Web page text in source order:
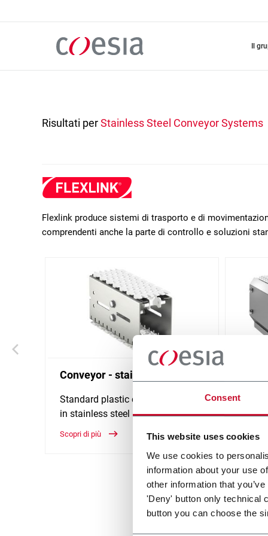
Consent
This website uses cookies
We use cookies to
information about your use
other information that
'Deny' button only technical
button you can choose the
il
Risultati perStainless Steel Conveyor Systems
Flexlink produce sistemi di trasporto e di
comprendenti anche la parte di controllo e soluzioni
Conveyor - stainless steel
Standard plastic chain conveyor
in stainless steel (1000 ppm)
Scopri di più
Belt
Scopri